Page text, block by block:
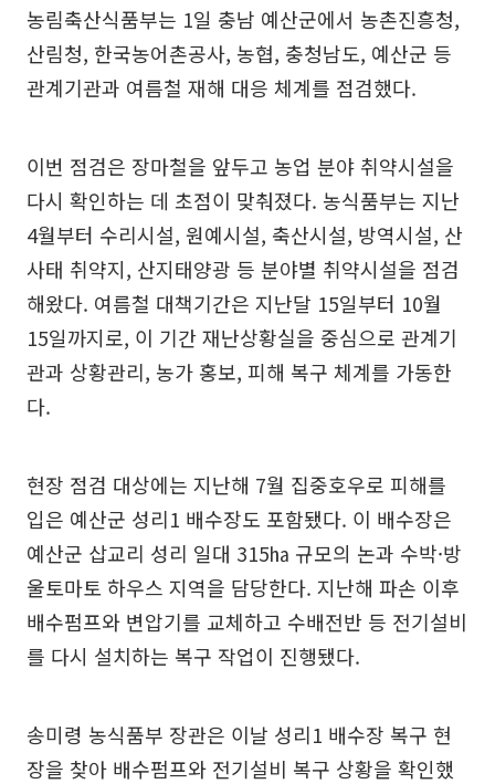
농림축산식품부는 1일 충남 예산군에서 농촌진흥청,
산림청, 한국농어촌공사, 농협, 충청남도, 예산군 등
관계기관과 여름철 재해 대응 체계를 점검했다.
이번 점검은 장마철을 앞두고 농업 분야 취약시설을
다시 확인하는 데 초점이 맞춰졌다. 농식품부는 지난
4월부터 수리시설, 원예시설, 축산시설, 방역시설, 산
사태 취약지, 산지태양광 등 분야별 취약시설을 점검
해왔다. 여름철 대책기간은 지난달 15일부터 10월
15일까지로, 이 기간 재난상황실을 중심으로 관계기
관과 상황관리, 농가 홍보, 피해 복구 체계를 가동한
다.
현장 점검 대상에는 지난해 7월 집중호우로 피해를
입은 예산군 성리1 배수장도 포함됐다. 이 배수장은
예산군 삽교리 성리 일대 315㏊ 규모의 논과 수박·방
울토마토 하우스 지역을 담당한다. 지난해 파손 이후
배수펌프와 변압기를 교체하고 수배전반 등 전기설비
를 다시 설치하는 복구 작업이 진행됐다.
송미령 농식품부 장관은 이날 성리1 배수장 복구 현
장을 찾아 배수펌프와 전기설비 복구 상황을 확인했